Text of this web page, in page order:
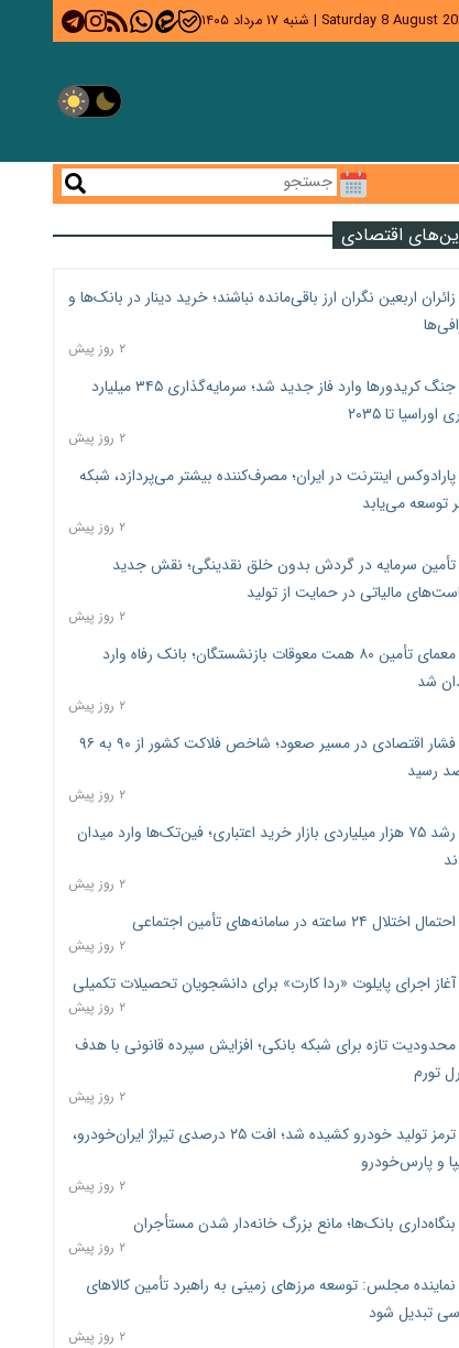
Saturday 8 August
| شنبه ۱۷ مرداد ۱۴۰۵
اقتصادی
زائران اربعین نگران ارز باقی‌مانده نباشند؛ خرید دینار در بانک‌ها و
۲ روز پیش
جنگ کریدورها وارد فاز جدید شد؛ سرمایه‌گذاری ۳۴۵ میلیارد
اوراسیا تا ۲۰۳۵
۲ روز پیش
پارادوکس اینترنت در ایران؛ مصرف‌کننده بیشتر می‌پردازد، شبکه
توسعه می‌یابد
۲ روز پیش
تأمین سرمایه در گردش بدون خلق نقدینگی؛ نقش جدید
مالیاتی در حمایت از تولید
۲ روز پیش
معمای تأمین ۸۰ همت معوقات بازنشستگان؛ بانک رفاه وارد
شد
۲ روز پیش
فشار اقتصادی در مسیر صعود؛ شاخص فلاکت کشور از ۹۰ به ۹۶
رسید
۲ روز پیش
رشد ۷۵ هزار میلیاردی بازار خرید اعتباری؛ فین‌تک‌ها وارد میدان
۲ روز پیش
احتمال اختلال ۲۴ ساعته در سامانه‌های تأمین اجتماعی
۲ روز پیش
آغاز اجرای پایلوت «ردا کارت» برای دانشجویان تحصیلات تکمیلی
۲ روز پیش
محدودیت تازه برای شبکه بانکی؛ افزایش سپرده قانونی با هدف
تورم
۲ روز پیش
ترمز تولید خودرو کشیده شد؛ افت ۲۵ درصدی تیراژ ایران‌خودرو،
و پارس‌خودرو
۲ روز پیش
بنگاه‌داری بانک‌ها؛ مانع بزرگ خانه‌دار شدن مستأجران
۲ روز پیش
نماینده مجلس: توسعه مرزهای زمینی به راهبرد تأمین کالاهای
تبدیل شود
۲ روز پیش